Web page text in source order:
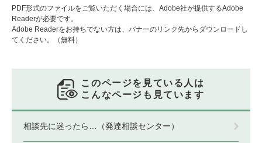
PDF形式のファイルをご覧いただく場合には、Adobe社が提供するAdobe
Readerが必要です。
Adobe Readerをお持ちでない方は、バナーのリンク先からダウンロードし
てください。（無料）
このページを見ている人は
こんなページも見ています
相談先に迷ったら…（発達相談センター）